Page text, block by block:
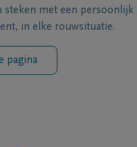
steken met een persoonlijk
in elke rouwsituatie.
pagina